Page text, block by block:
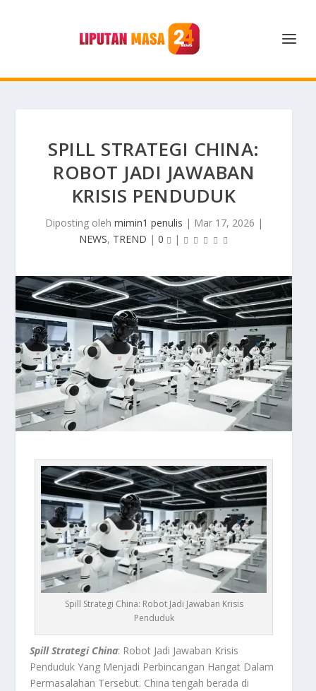
SPILL STRATEGI CHINA:
ROBOT JADI JAWABAN
KRISIS PENDUDUK
Diposting oleh mimin1 penulis | Mar 17, 2026 |
NEWS, TREND | 0 |
Spill Strategi China: Robot Jadi Jawaban Krisis
Penduduk
Spill Strategi China: Robot Jadi Jawaban Krisis
Penduduk Yang Menjadi Perbincangan Hangat Dalam
Permasalahan Tersebut. China tengah berada di